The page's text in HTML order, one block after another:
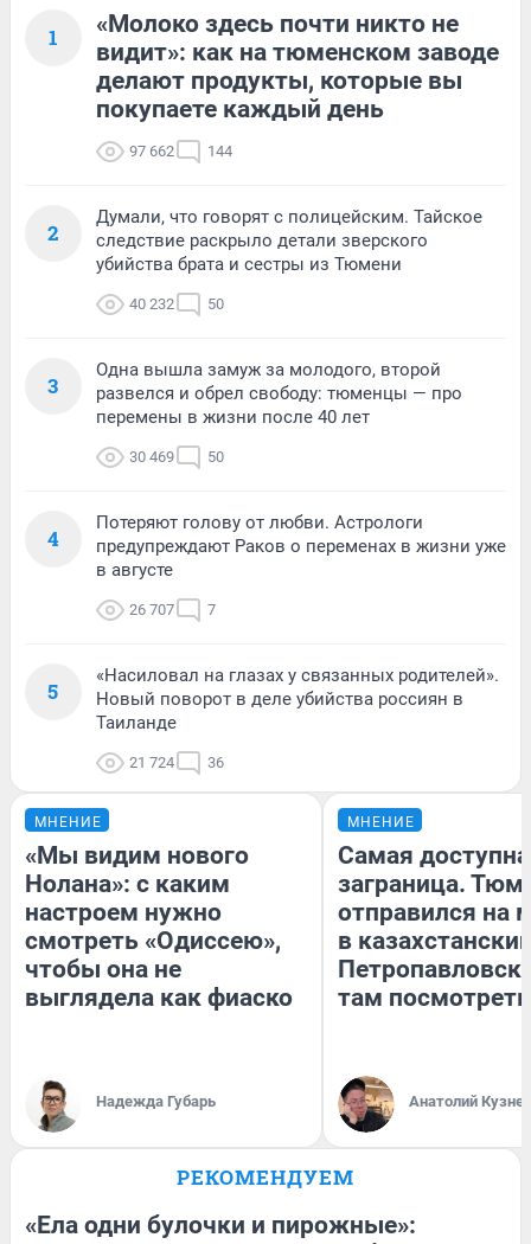
1
«Молоко здесь почти никто не
видит»: как на тюменском заводе
делают продукты, которые вы
покупаете каждый день
97 662 144
2
Думали, что говорят с полицейским. Тайское
следствие раскрыло детали зверского
убийства брата и сестры из Тюмени
40 232 50
3
Одна вышла замуж за молодого, второй
развелся и обрел свободу: тюменцы — про
перемены в жизни после 40 лет
30 469 50
4
Потеряют голову от любви. Астрологи
предупреждают Раков о переменах в жизни уже
в августе
26 707 7
5
«Насиловал на глазах у связанных родителей».
Новый поворот в деле убийства россиян в
Таиланде
21 724 36
МНЕНИЕ
«Мы видим нового
Нолана»: с каким
настроем нужно
смотреть «Одиссею»,
чтобы она не
выглядела как фиаско
Надежда Губарь
МНЕНИЕ
Самая
заграница.
отправился на
в
там посмотреть
Анатолий
РЕКОМЕНДУЕМ
«Ела одни булочки и пирожные»: